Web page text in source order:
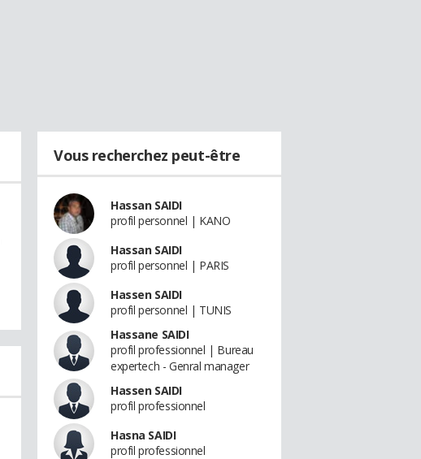
Vous recherchez peut-être
Hassan SAIDI
profil personnel | KANO
Hassan SAIDI
profil personnel | PARIS
Hassen SAIDI
profil personnel | TUNIS
Hassane SAIDI
profil professionnel | Bureau
expertech - Genral manager
Hassen SAIDI
profil professionnel
Hasna SAIDI
profil professionnel